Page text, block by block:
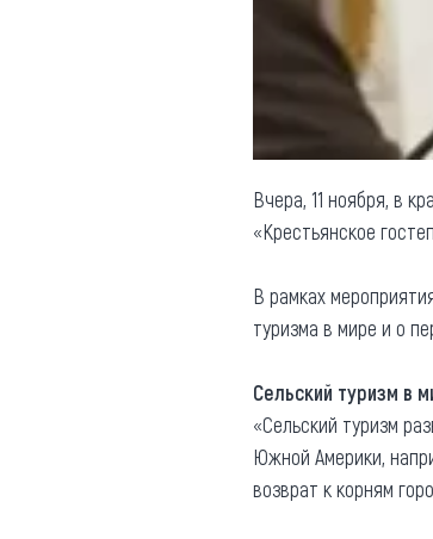
Противодействие коррупции
Вчера, 11 ноября, в
«Крестьянское
В рамках
туризма в мире и о
Сельский туризм в
«Сельский туризм
Южной Америки,
возврат к корням